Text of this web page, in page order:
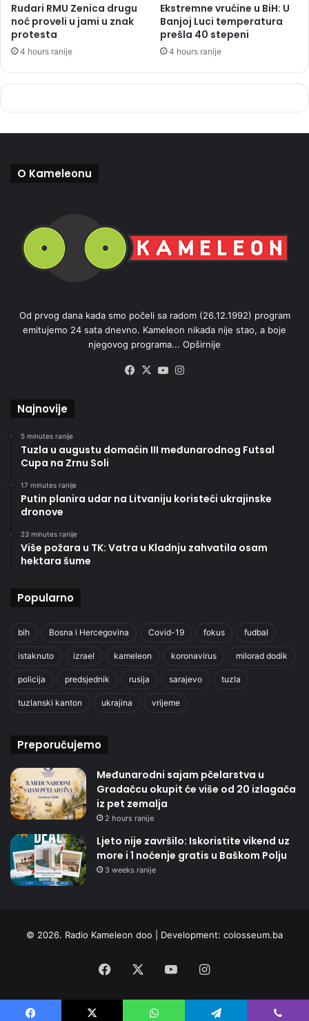
Rudari RMU Zenica drugu
noć proveli u jami u znak
protesta
4 hours ranije
Ekstremne vrućine u BiH: U
Banjoj Luci temperatura
prešla 40 stepeni
4 hours ranije
O Kameleonu
Od prvog dana kada smo počeli sa radom (26.12.1992) program
emitujemo 24 sata dnevno. Kameleon nikada nije stao, a boje
njegovog programa... Opširnije
Facebook
X YouTube
Najnovije
5 minutes ranije
Tuzla u augustu domaćin III međunarodnog Futsal
Cupa na Zrnu Soli
17 minutes ranije
Putin planira udar na Litvaniju koristeći ukrajinske
dronove
23 minutes ranije
Više požara u TK: Vatra u Kladnju zahvatila osam
hektara šume
Popularno
bih Bosna i Hercegovina Covid-19 fokus fudbal
istaknuto izrael kameleon koronavirus milorad dodik
policija predsjednik rusija sarajevo tuzla
tuzlanski kanton ukrajina vrijeme
Preporučujemo
Međunarodni sajam pčelarstva u
Gradačcu okupit će više od 20 izlagača
iz pet zemalja
2 hours ranije
Ljeto nije završilo: Iskoristite vikend uz
more i 1 noćenje gratis u Baškom Polju
3 weeks ranije
© 2026. Radio Kameleon doo | Development: colosseum.ba
Facebook YouTubeInstagram